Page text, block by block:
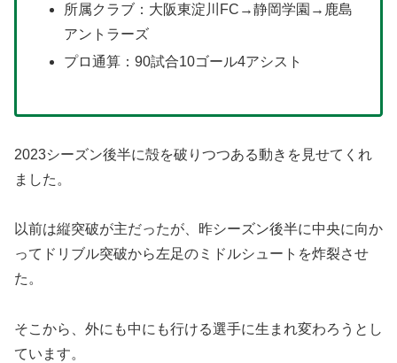
所属クラブ：大阪東淀川FC→静岡学園→鹿島
アントラーズ
プロ通算：90試合10ゴール4アシスト
2023シーズン後半に殻を破りつつある動きを見せてくれ
ました。
以前は縦突破が主だったが、昨シーズン後半に中央に向か
ってドリブル突破から左足のミドルシュートを炸裂させ
た。
そこから、外にも中にも行ける選手に生まれ変わろうとし
ています。